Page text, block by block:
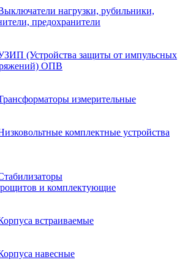
нагрузки, рубильники,
предохранители
(Устройства защиты от импульсных
ОПВ
измерительные
комплектные устройства
и комплектующие
встраиваемые
навесные